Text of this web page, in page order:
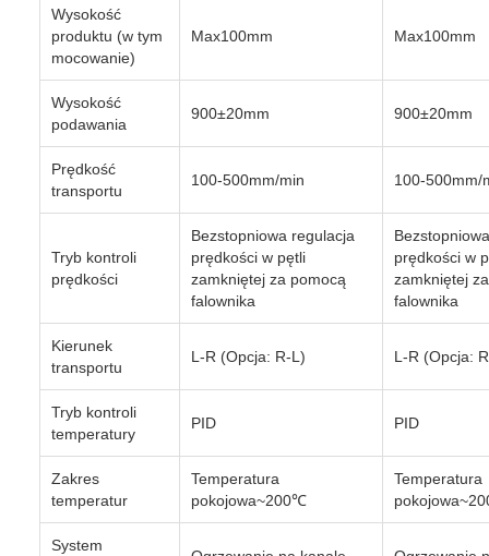
Wysokość
produktu (w tym
mocowanie)
Max100mm Max100mm
Wysokość
podawania
900±20mm 900±20mm
Prędkość
transportu
100-500mm/min 100-500mm/
Tryb kontroli
prędkości
Bezstopniowa regulacja
prędkości w pętli
zamkniętej za pomocą
falownika
prędkości w
zamkniętej
falownika
Kierunek
transportu
L-R (Opcja: R-L) L-R (Opcja:
Tryb kontroli
temperatury
PID PID
Zakres
temperatur
Temperatura
pokojowa~200℃
Temperatura
System